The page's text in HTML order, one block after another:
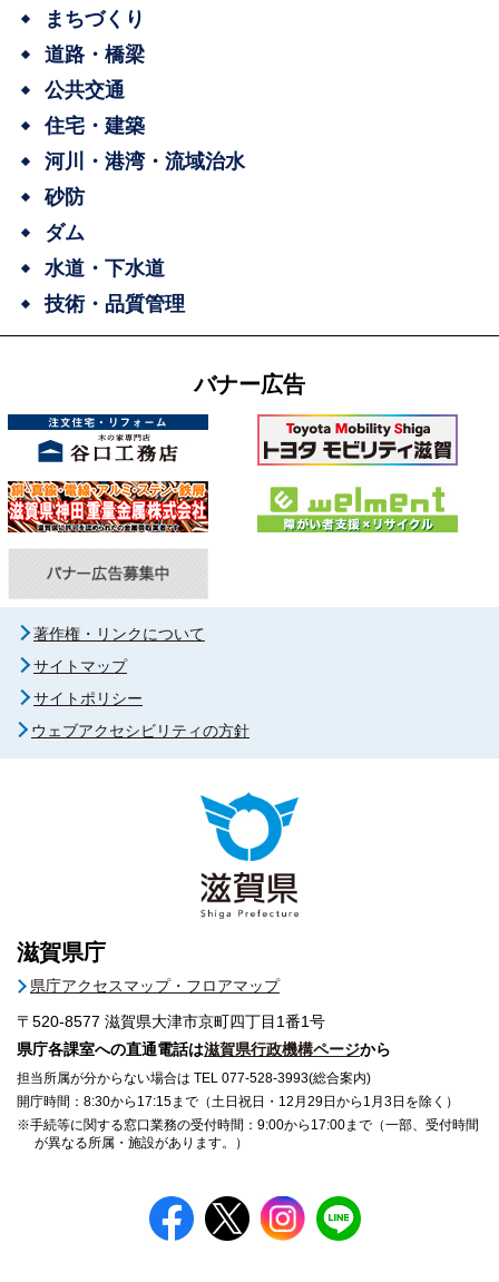
まちづくり
道路・橋梁
公共交通
住宅・建築
河川・港湾・流域治水
砂防
ダム
水道・下水道
技術・品質管理
バナー広告
著作権・リンクについて
サイトマップ
サイトポリシー
ウェブアクセシビリティの方針
滋賀県庁
県庁アクセスマップ・フロアマップ
〒520-8577 滋賀県大津市京町四丁目1番1号
県庁各課室への直通電話は滋賀県行政機構ページから
担当所属が分からない場合は TEL 077-528-3993(総合案内)
開庁時間：8:30から17:15まで（土日祝日・12月29日から1月3日を除く）
※手続等に関する窓口業務の受付時間：9:00から17:00まで（一部、受付時間
が異なる所属・施設があります。）